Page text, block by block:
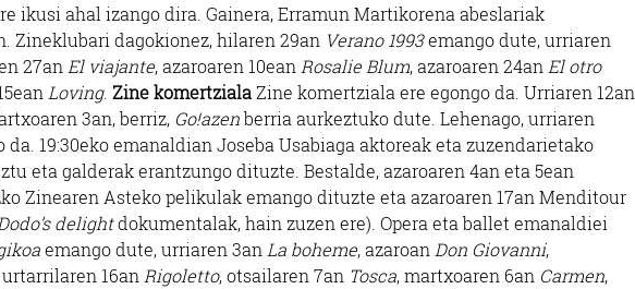
ikusi ahal izango dira. Gainera, Erramun Martikorena abeslariak
Zineklubari dagokionez, hilaren 29an Verano 1993emango dute, urriaren
27an El viajante, azaroaren 10ean Rosalie Blum, azaroaren 24an El otro
Loving. Zine komertziala Zine komertziala ere egongo da. Urriaren 12an
3an, berriz, Go!azenberria aurkeztuko dute. Lehenago, urriaren
19:30eko emanaldian Joseba Usabiaga aktoreak eta zuzendarietako
eta galderak erantzungo dituzte. Bestalde, azaroaren 4an eta 5ean
Zinearen Asteko pelikulak emango dituzte eta azaroaren 17an Menditour
Dodo’s delightdokumentalak, hain zuzen ere). Opera eta ballet emanaldiei
emango dute, urriaren 3an La boheme, azaroan Don Giovanni,
urtarrilaren 16an Rigoletto, otsailaren 7an Tosca, martxoaren 6an Carmen,